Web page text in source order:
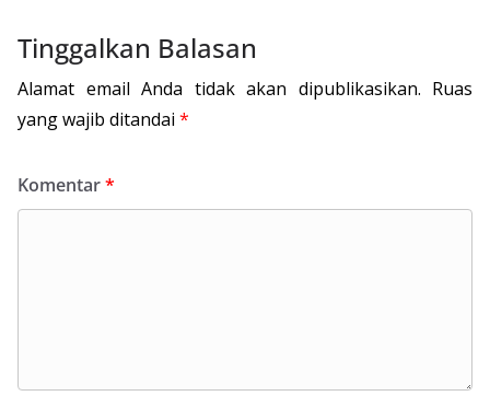
Tinggalkan Balasan
Alamat email Anda tidak akan dipublikasikan. Ruas
yang wajib ditandai *
Komentar*